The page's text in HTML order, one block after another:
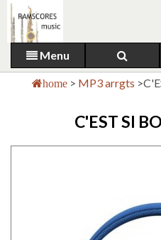
Menu
home > MP3 arrgts >
C'EST SI